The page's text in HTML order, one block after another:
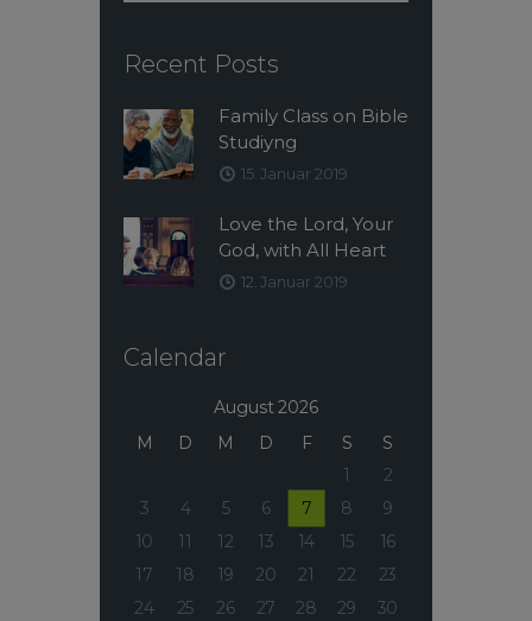
Recent Posts
Family Class on Bible
Studiyng
15. Januar 2019
Love the Lord, Your
God, with All Heart
12. Januar 2019
Calendar
August 2026
M
D M D F S
S
1
2
3
4 5 6 7 8
9
10
11 12 13 14 15
16
17
18 19 20 21 22
23
24
25 26 27 28 29
30